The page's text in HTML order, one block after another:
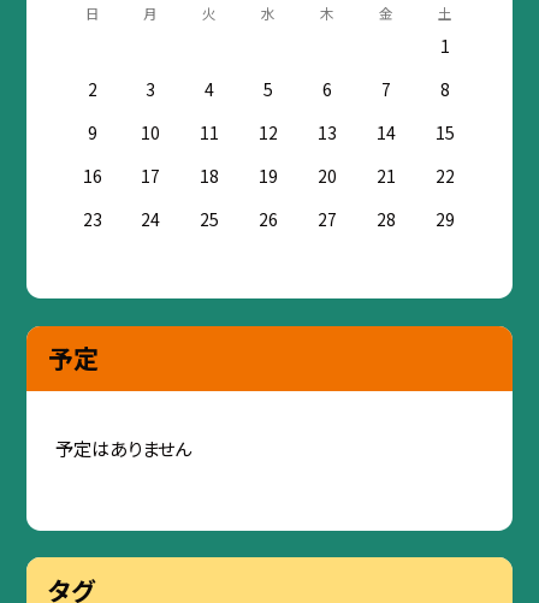
日 月 火 水 木 金 土
1
2
3 4 5 6 7
8
9
10 11 12 13 14
15
16
17 18 19 20 21
22
23
24 25 26 27 28 29
予定
予定はありません
タグ